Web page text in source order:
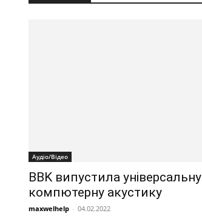
Аудіо/Відео
BBK випустила універсальну
компютерну акустику
maxwelhelp - 04.02.2022